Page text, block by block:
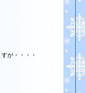
が・・・・